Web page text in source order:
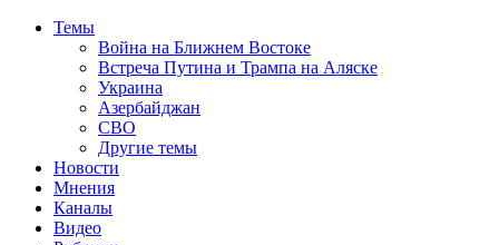
Темы
Война на Ближнем Востоке
Встреча Путина и Трампа на Аляске
Украина
Азербайджан
СВО
Другие темы
Новости
Мнения
Каналы
Видео